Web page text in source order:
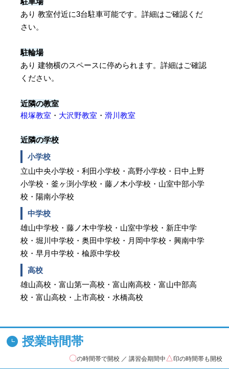
あり 教室付近に3台駐車可能です。詳細はご確認くだ
さい。
駐輪場
あり 建物横のスペースに停められます。詳細はご確認
ください。
近隣の教室
根塚教室 ・ 大沢野教室 ・ 滑川教室
近隣の学校
小学校
立山中央小学校・利田小学校・高野小学校・日中上野
小学校・釜ヶ渕小学校・藤ノ木小学校・山室中部小学
校・陽南小学校
中学校
雄山中学校・藤ノ木中学校・山室中学校・新庄中学
校・堀川中学校・奥田中学校・月岡中学校・興南中学
校・早月中学校・楡原中学校
高校
雄山高校・富山第一高校・富山南高校・富山中部高
校・富山高校・上市高校・水橋高校
授業時間帯
〇の時間帯で開校 ／ 講習会期間中 △印の時間帯も開校